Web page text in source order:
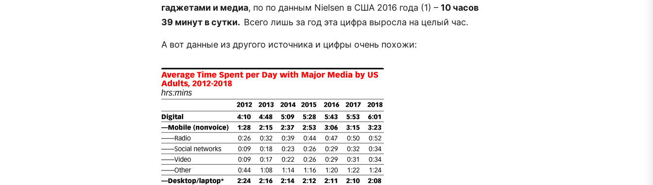
гаджетами и медиа, по по данным Nielsen в США 2016 года (1) – 10 часов
39 минут в сутки. Всего лишь за год эта цифра выросла на целый час.
А вот данные из другого источника и цифры очень похожи: